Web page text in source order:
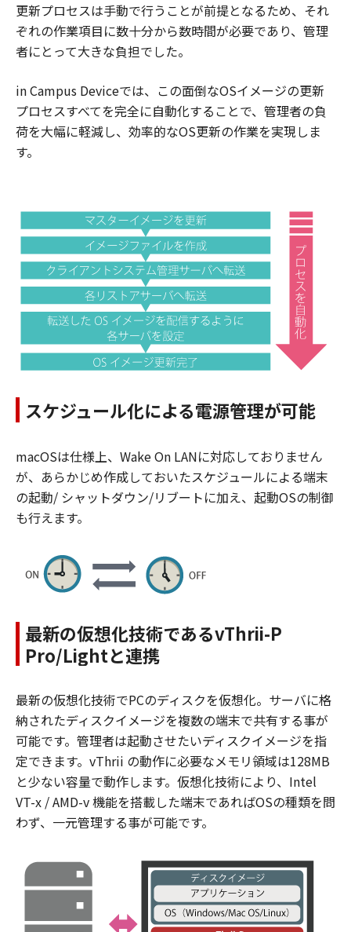
更新プロセスは手動で行うことが前提となるため、それ
ぞれの作業項目に数十分から数時間が必要であり、管理
者にとって大きな負担でした。
in Campus Deviceでは、この面倒なOSイメージの更新
プロセスすべてを完全に自動化することで、管理者の負
荷を大幅に軽減し、効率的なOS更新の作業を実現しま
す。
スケジュール化による電源管理が可能
macOSは仕様上、Wake On LANに対応しておりません
が、あらかじめ作成しておいたスケジュールによる端末
の起動/ シャットダウン/リブートに加え、起動OSの制御
も行えます。
最新の仮想化技術であるvThrii-P
Pro/Lightと連携
最新の仮想化技術でPCのディスクを仮想化。サーバに格
納されたディスクイメージを複数の端末で共有する事が
可能です。管理者は起動させたいディスクイメージを指
定できます。vThrii の動作に必要なメモリ領域は128MB
と少ない容量で動作します。仮想化技術により、Intel
VT-x / AMD-v 機能を搭載した端末であればOSの種類を問
わず、一元管理する事が可能です。